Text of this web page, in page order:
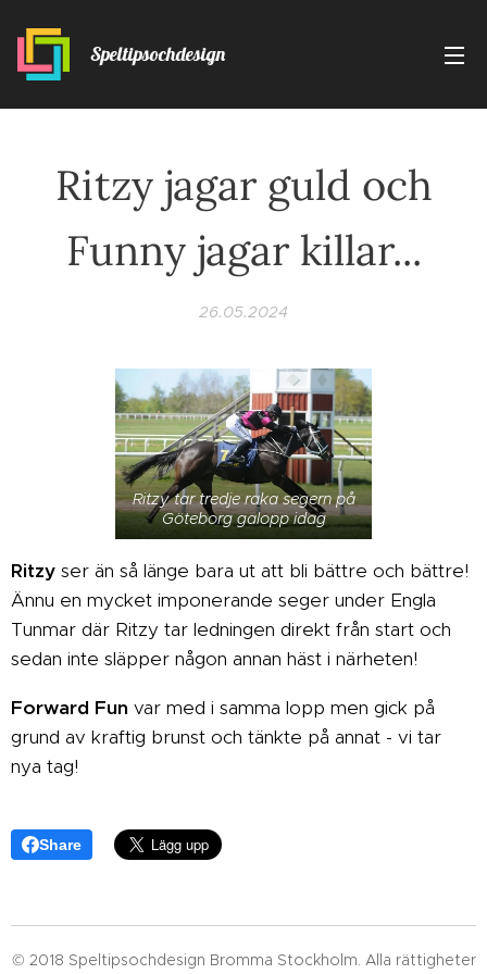
Speltipsochdesign
Ritzy jagar guld och
Funny jagar killar...
26.05.2024
Ritzy tar tredje raka segern på
Göteborg galopp idag
Ritzy ser än så länge bara ut att bli bättre och bättre!
Ännu en mycket imponerande seger under Engla
Tunmar där Ritzy tar ledningen direkt från start och
sedan inte släpper någon annan häst i närheten!
Forward Fun var med i samma lopp men gick på
grund av kraftig brunst och tänkte på annat - vi tar
nya tag!
Share
© 2018 Speltipsochdesign Bromma Stockholm. Alla rättigheter